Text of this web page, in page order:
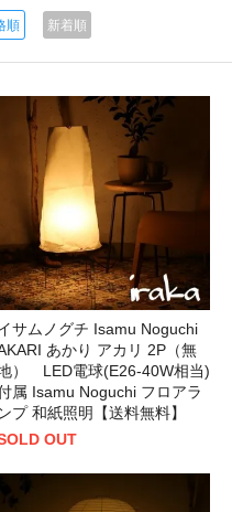
順 新着順
サムノグチ Isamu Noguchi
あかり アカリ 2P（無
） LED電球(E26-40W相当)
属 Isamu Noguchi フロアラ
ンプ 和紙照明【送料無料】
OUT